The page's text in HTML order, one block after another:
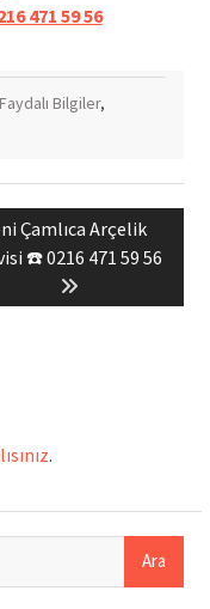
471 59 56
Faydalı Bilgiler,
Çamlıca Arçelik
☎️ 0216 471 59 56
.